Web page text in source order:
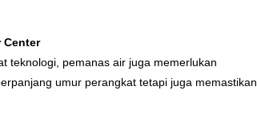
Center
teknologi, pemanas air juga memerlukan
umur perangkat tetapi juga memastikan